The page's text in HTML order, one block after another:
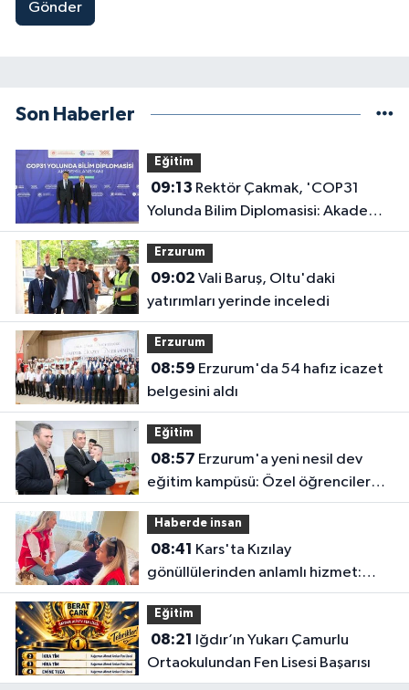
Gönder
Son Haberler
Eğitim
09:13
Yolunda Bilim Diplomasisi: Akademi
Lansmanı' Programına Katıldı
Erzurum
09:02
yatırımları yerinde inceledi
Erzurum
08:59
belgesini aldı
Eğitim
08:57
eğitim kampüsü: Özel öğrenciler
geleceğe burada hazırlanacak
Haberde insan
08:41
gönüllülerinden anlamlı hizmet:
Evde bakım hareketiyle yalnızlığa ve
ihtiyaçlara dokunuyorlar
Eğitim
08:21
Ortaokulundan Fen Lisesi Başarısı